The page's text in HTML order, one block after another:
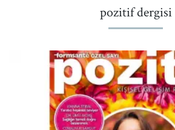
pozitif dergisi